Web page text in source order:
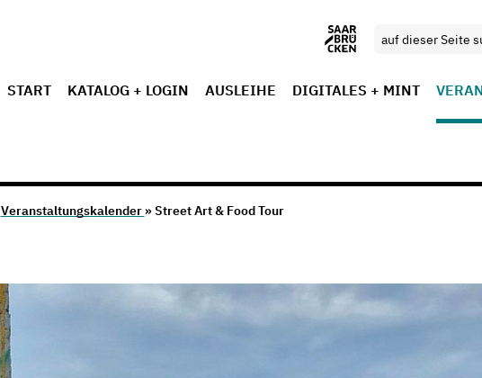
START KATALOG + LOGIN AUSLEIHE DIGITALES + MINT
Veranstaltungskalender » Street Art & Food Tour